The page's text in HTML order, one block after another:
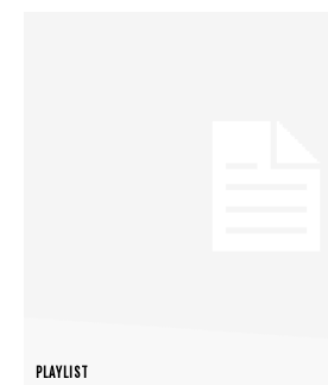
PLAYLIST